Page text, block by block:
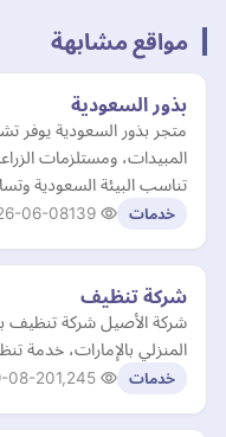
مواقع مشابهة
بذور السعودية
متجر بذور السعودية يوفر
المبيدات، ومستلزمات
تناسب البيئة السعودية
خدمات 06-08
شركة تنظيف
شركة الأصيل شركة تنظيف
المنزلي بالإمارات، خدمة
خدمات 08-20